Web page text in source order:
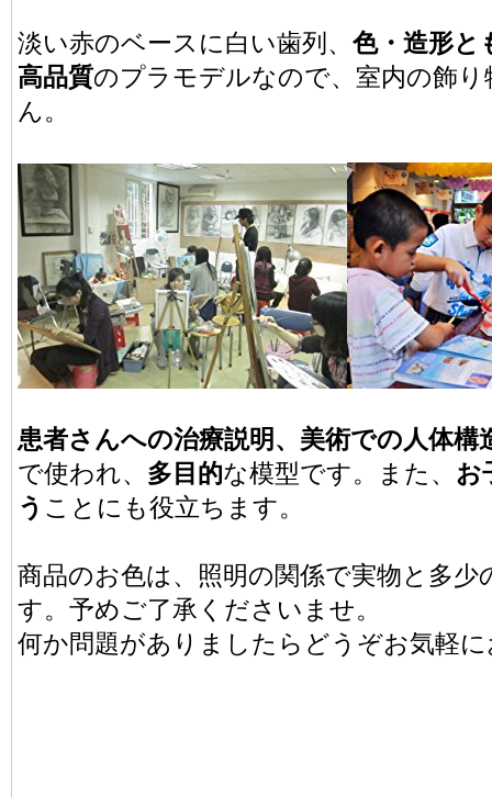
淡い赤のベースに白い歯列、 色・造形と
高品質のプラモデルなので、室内の飾
ん。
患者さんへの治療説明、美術での人体構
で使われ、 多目的な模型です。また、 お
う ことにも役立ちます。
商品のお色は、照明の関係で実物と多
す。予めご了承くださいませ。
何か問題がありましたらどうぞお気軽